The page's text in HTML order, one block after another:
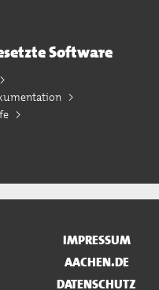
Software
IMPRESSUM
AACHEN.DE
DATENSCHUTZ